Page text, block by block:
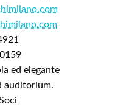
ed elegante
auditorium.